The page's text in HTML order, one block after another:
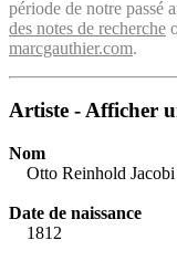
période de notre passé
des notes de recherche
marcgauthier.com.
Artiste - Afficher
Nom
Otto Reinhold Jacobi
Date de naissance
1812